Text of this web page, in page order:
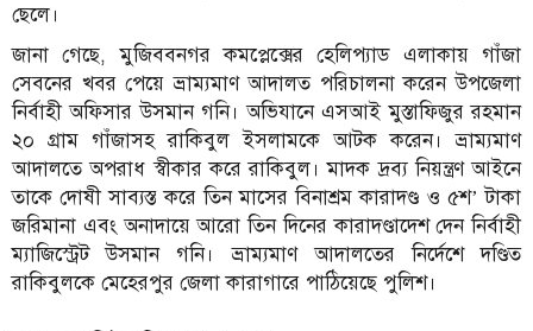
ছেলে।
জানা গেছে, মুজিববনগর কমপ্লেক্সের হেলিপ্যাড এলাকায় গাঁজা
সেবনের খবর পেয়ে ভ্রাম্যমাণ আদালত পরিচালনা করেন উপজেলা
নির্বাহী অফিসার উসমান গনি। অভিযানে এসআই মুস্তাফিজুর রহমান
২০ গ্রাম গাঁজাসহ রাকিবুল ইসলামকে আটক করেন। ভ্রাম্যমাণ
আদালতে অপরাধ স্বীকার করে রাকিবুল। মাদক দ্রব্য নিয়ন্ত্রণ আইনে
তাকে দোষী সাব্যস্ত করে তিন মাসের বিনাশ্রম কারাদণ্ড ও ৫শ’ টাকা
জরিমানা এবং অনাদায়ে আরো তিন দিনের কারাদণ্ডাদেশ দেন নির্বাহী
ম্যাজিস্ট্রেট উসমান গনি। ভ্রাম্যমাণ আদালতের নির্দেশে দণ্ডিত
রাকিবুলকে মেহেরপুর জেলা কারাগারে পাঠিয়েছে পুলিশ।